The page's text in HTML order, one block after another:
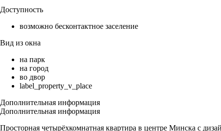
Доступность
возможно бесконтактное заселение
Вид из окна
на парк
на город
во двор
label_property_v_place
Дополнительная информация
Дополнительная информация
Просторная четырёхкомнатная квартира в центре Минска с